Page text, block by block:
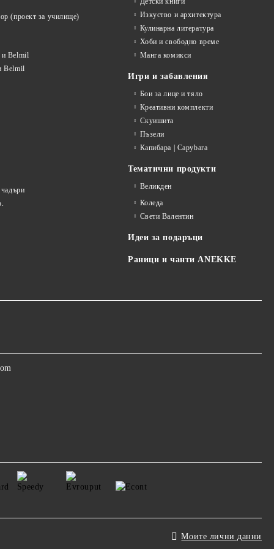
(проект за училище)
и Belmil
Belmil
Изкуство и архитектура
Кулинарна литература
Хоби и свободно време
Манга комикси
Игри и забавления
Бои за лице и тяло
Креативни комплекти
Скуишита
Пъзели
Капибара | Capybara
Тематични продукти
Великден
Коледа
Свети Валентин
Идеи за подаръци
Раници и чанти ANEKKE
Моите лични данни